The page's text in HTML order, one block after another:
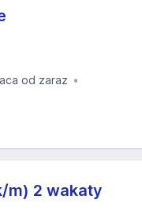
od zaraz
m) 2 wakaty